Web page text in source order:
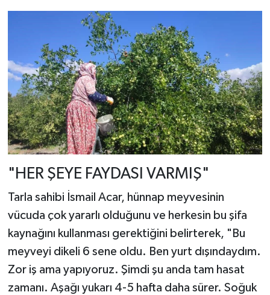
"HER ŞEYE FAYDASI VARMIŞ"
Tarla sahibi İsmail Acar, hünnap meyvesinin
vücuda çok yararlı olduğunu ve herkesin bu şifa
kaynağını kullanması gerektiğini belirterek, "Bu
meyveyi dikeli 6 sene oldu. Ben yurt dışındaydım.
Zor iş ama yapıyoruz. Şimdi şu anda tam hasat
zamanı. Aşağı yukarı 4-5 hafta daha sürer. Soğuk